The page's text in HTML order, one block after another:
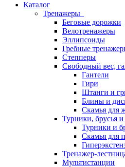
Каталог
Тренажеры
Беговые дорожки
Велотренажеры
Эллипсоиды
Гребные
Степперы
Свободный вес,
Гантели
Гири
Штанги и
Блины и
Скамья для
Турники, брусья и
Турники и
Скамья для
Тренажер-
Мультистанции